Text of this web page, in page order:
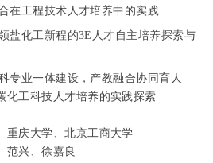
在工程技术人才培养中的实践
盐化工新程的3E 人才自主培养探索与
专业一体建设，产教融合协同育人
工科技人才培养的实践探索
重庆大学、北京工商大学
范兴、徐嘉良